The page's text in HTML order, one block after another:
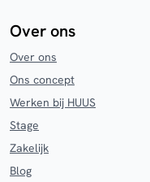
Over ons
Over ons
Ons concept
Werken bij HUUS
Stage
Zakelijk
Blog